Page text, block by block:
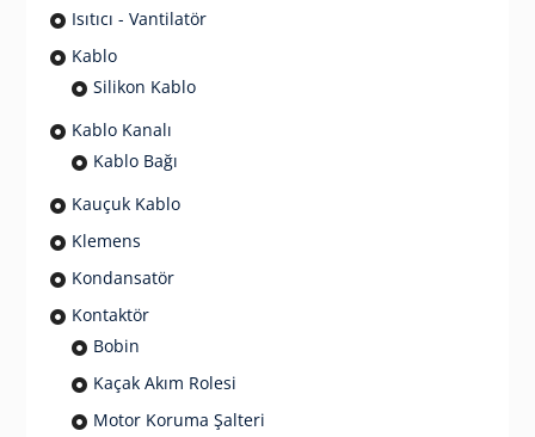
Isıtıcı - Vantilatör
Kablo
Silikon Kablo
Kablo Kanalı
Kablo Bağı
Kauçuk Kablo
Klemens
Kondansatör
Kontaktör
Bobin
Kaçak Akım Rolesi
Motor Koruma Şalteri